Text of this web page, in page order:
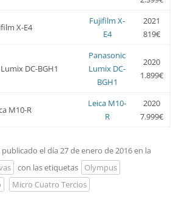
Fujifilm X-
E4
2021
819€
Panasonic
Lumix DC-
BGH1
2020
1.899€
Leica M10-
R
2020
7.999€
el día 27 de enero de 2016 en la
con las etiquetas
Olympus
Micro Cuatro Tercios